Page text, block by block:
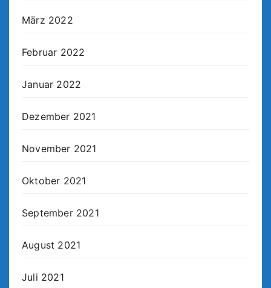
März 2022
Februar 2022
Januar 2022
Dezember 2021
November 2021
Oktober 2021
September 2021
August 2021
Juli 2021